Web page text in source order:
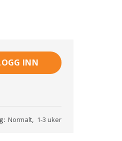
INN
Normalt, 1-3 uker